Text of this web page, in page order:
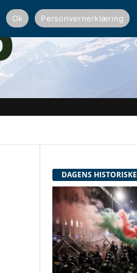
DAGENS HISTORISKE
Ok Personvernerklæring